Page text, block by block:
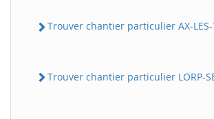
Trouver chantier particulier AX-LES-
Trouver chantier particulier LORP-